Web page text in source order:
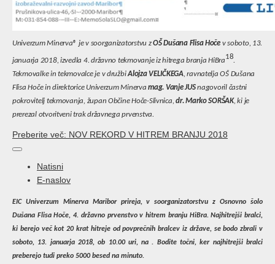
Univerzum Minerva® je v soorganizatorstvu zOŠ Dušana Flisa Hoče v soboto, 13.
januarja 2018, izvedla 4. državno tekmovanje iz hitrega branja HiBra18.
Tekmovalke in tekmovalce je v družbiAlojza VELIČKEGA, ravnatelja OŠ Dušana
Flisa Hoče in direktorice Univerzum Minervamag. Vanje JUSnagovoril častni
pokrovitelj tekmovanja, župan Občine Hoče-Slivnica,dr. Marko SORŠAK, ki je
prerezal otvoritveni trak državnega prvenstva.
Preberite več: NOV REKORD V HITREM BRANJU 2018
Natisni
E-naslov
EIC Univerzum Minerva Maribor prireja, v soorganizatorstvu z Osnovno šolo
Dušana Flisa Hoče, 4. državno prvenstvo v hitrem branju HiBra. Najhitrejši bralci,
ki berejo več kot 20 krat hitreje od povprečnih bralcev iz države, se bodo zbrali v
soboto, 13. januarja 2018, ob 10.00 uri, na . Bodite točni, ker najhitrejši bralci
preberejo tudi preko 5000 besed na minuto.